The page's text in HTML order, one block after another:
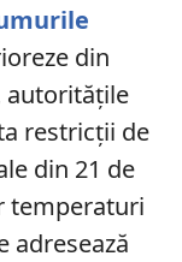
din
autoritățile
restricții de
din 21 de
temperaturi
adresează